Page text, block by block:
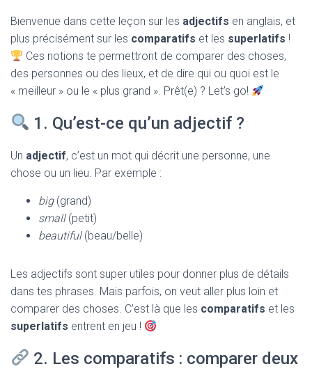
O
N
Bienvenue dans cette leçon sur les adjectifs en anglais, et
plus précisément sur les comparatifs et les superlatifs !
Ces notions te permettront de comparer des choses,
des personnes ou des lieux, et de dire qui ou quoi est le
« meilleur » ou le « plus grand ». Prêt(e) ? Let’s go!
1. Qu’est-ce qu’un adjectif ?
Un adjectif, c’est un mot qui décrit une personne, une
chose ou un lieu. Par exemple :
big(grand)
small(petit)
beautiful(beau/belle)
Les adjectifs sont super utiles pour donner plus de détails
dans tes phrases. Mais parfois, on veut aller plus loin et
comparer des choses. C’est là que les comparatifs et les
superlatifs entrent en jeu !
2. Les comparatifs : comparer deux